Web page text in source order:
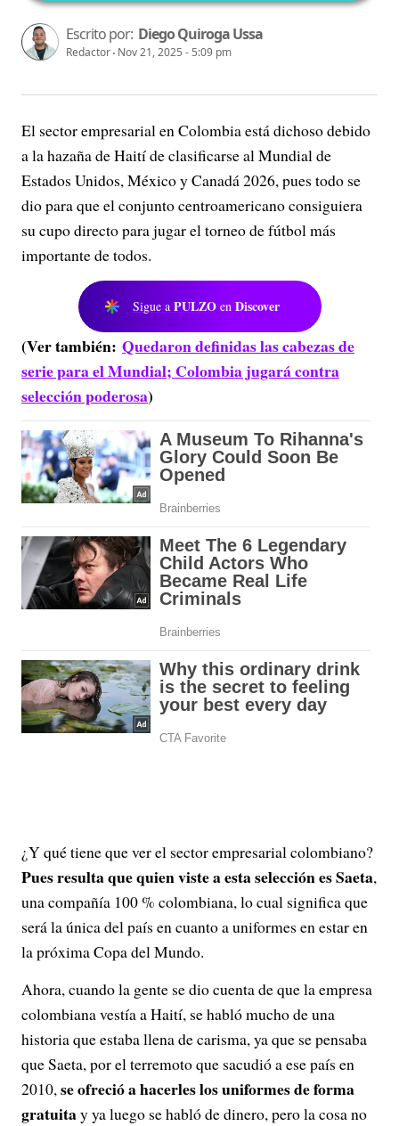
Escrito por: Diego Quiroga Ussa
Redactor Nov 21, 2025 - 5:09 pm
El sector empresarial en Colombia está dichoso debido
a la hazaña de Haití de clasificarse al Mundial de
Estados Unidos, México y Canadá 2026, pues todo se
dio para que el conjunto centroamericano consiguiera
su cupo directo para jugar el torneo de fútbol más
importante de todos.
Sigue a PULZO en Discover
(Ver también: Quedaron definidas las cabezas de
serie para el Mundial; Colombia jugará contra
selección poderosa)
¿Y qué tiene que ver el sector empresarial colombiano?
Pues resulta que quien viste a esta selección es Saeta,
una compañía 100 % colombiana, lo cual significa que
será la única del país en cuanto a uniformes en estar en
la próxima Copa del Mundo.
Ahora, cuando la gente se dio cuenta de que la empresa
colombiana vestía a Haití, se habló mucho de una
historia que estaba llena de carisma, ya que se pensaba
que Saeta, por el terremoto que sacudió a ese país en
2010,se ofreció a hacerles los uniformes de forma
gratuitay ya luego se habló de dinero, pero la cosa no